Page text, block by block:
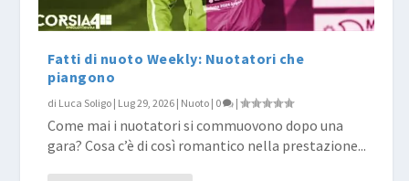
Fatti di nuoto Weekly: Nuotatori che
piangono
di Luca Soligo | Lug 29, 2026 | Nuoto | 0 |
Come mai i nuotatori si commuovono dopo una
gara? Cosa c’è di così romantico nella prestazione...